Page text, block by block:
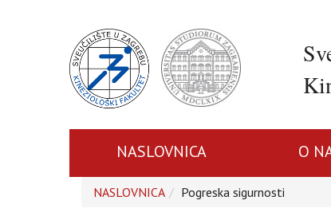
NASLOVNICA O
NASLOVNICA Pogreska sigurnosti